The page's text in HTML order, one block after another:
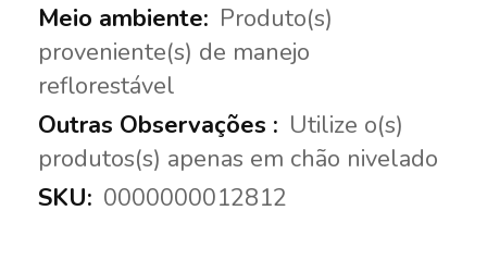
Produto(s)
proveniente(s) de manejo
reflorestável
Utilize o(s)
produtos(s) apenas em chão nivelado
0000000012812